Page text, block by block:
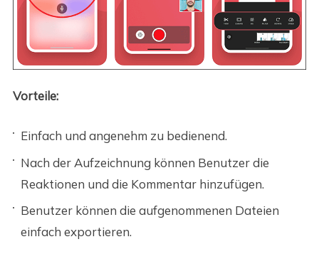
Vorteile:
Einfach und angenehm zu bedienend.
Nach der Aufzeichnung können Benutzer die
Reaktionen und die Kommentar hinzufügen.
Benutzer können die aufgenommenen Dateien
einfach exportieren.